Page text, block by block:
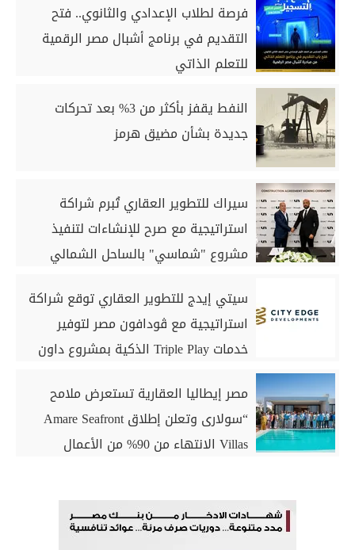
فرصة لطلاب الإعدادي والثانوي.. فتح
التقديم في برنامج أشبال مصر الرقمية
للتعلم الذاتي
النفط يقفز بأكثر من 3% بعد تحركات
جديدة بشأن مضيق هرمز
سيراك للتطوير العقاري تُبرم شراكة
استراتيجية مع صرح للإنشاءات لتنفيذ
مشروع "شماسي" بالساحل الشمالي
سيتي إيدج للتطوير العقاري توقع شراكة
استراتيجية مع ڤودافون مصر لتوفير
خدمات Triple Play الذكية بمشروع داون
مصر إيطاليا العقارية تستعرض ملامح
“سولارى وتعلن إطلاق Amare Seafront
Villas الانتهاء من 90% من الأعمال